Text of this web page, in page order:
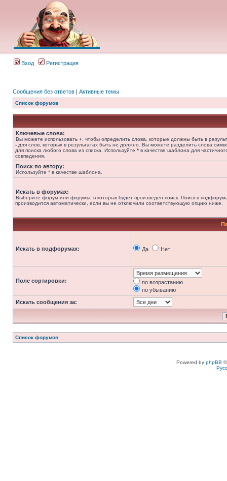
Вход Регистрация
Сообщения без ответов | Активные темы
Список форумов
Ключевые слова:
Вы можете использовать + , чтобы определить слова, которые должны быть в
- для слов, которых в результатах быть не должно. Вы можете разделить слова
для поиска любого слова из списка. Используйте * в качестве шаблона для
совпадения.
Поиск по автору:
Используйте * в качестве шаблона.
Искать в форумах:
Выберите форум или форумы, в которых будет произведен поиск. Поиск в
производится автоматически, если вы не отключили соответствующую опцию ниже.
Искать в подфорумах: Да Нет
Поле сортировки:
по возрастанию
по убыванию
Искать сообщения за:
Список форумов
Powered by phpBB